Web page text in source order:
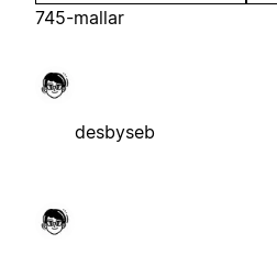
745-mallar
desbyseb